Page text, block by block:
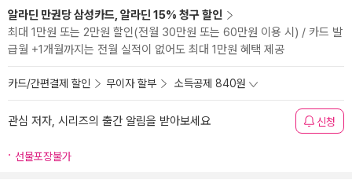
알라딘 만권당 삼성카드, 알라딘 15% 청구 할인
최대 1만원 또는 2만원 할인(전월 30만원 또는 60만원 이용 시) / 카드 발
급월 +1개월까지는 전월 실적이 없어도 최대 1만원 혜택 제공
카드/간편결제 할인 무이자 할부 소득공제 840원
관심 저자, 시리즈의 출간 알림을 받아보세요 신청
선물포장불가